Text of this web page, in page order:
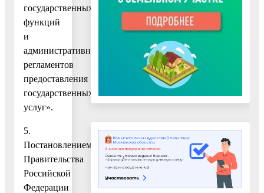
государственных
функций
и
административных
регламентов
предоставления
государственных
услуг».
5.
Постановлением
Правительства
Российской
Федерации